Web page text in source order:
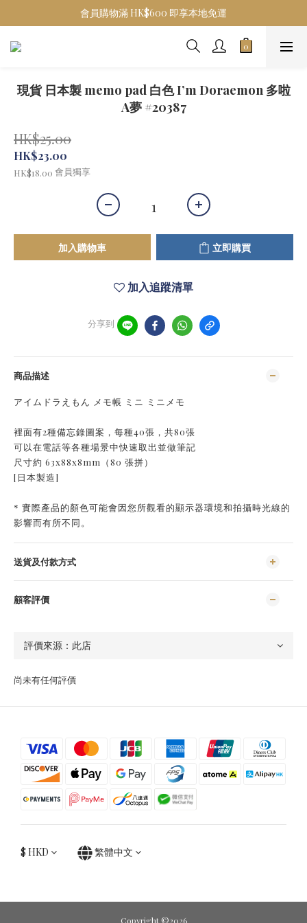
會員購物滿 HK$600 即享本地免運
現貨 日本製 memo pad 白色 I’m Doraemon 多啦
A夢 #20387
HK$25.00
HK$23.00
HK$18.00 會員獨享
加入購物車 立即購買
加入追蹤清單
分享到
商品描述
アイムドラえもん メモ帳 ミニ ミニメモ
裡面有2種備忘錄圖案，每種40張，共80張
可以在電話等各種場景中快速取出並做筆記
尺寸約 63x88x8mm（80 張拼）
[日本製造]
* 實際產品的顏色可能會因您所觀看的顯示器環境和拍攝時光線的
影響而有所不同。
送貨及付款方式
顧客評價
尚未有任何評價
$ HKD 繁體中文
Copyright ©2026